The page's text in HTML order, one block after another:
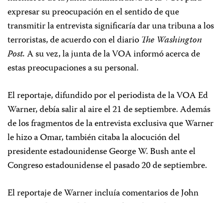
expresar su preocupación en el sentido de que
transmitir la entrevista significaría dar una tribuna a los
terroristas, de acuerdo con el diario The Washington
Post.A su vez, la junta de la VOA informó acerca de
estas preocupaciones a su personal.
El reportaje, difundido por el periodista de la VOA Ed
Warner, debía salir al aire el 21 de septiembre. Además
de los fragmentos de la entrevista exclusiva que Warner
le hizo a Omar, también citaba la alocución del
presidente estadounidense George W. Bush ante el
Congreso estadounidense el pasado 20 de septiembre.
El reportaje de Warner incluía comentarios de John